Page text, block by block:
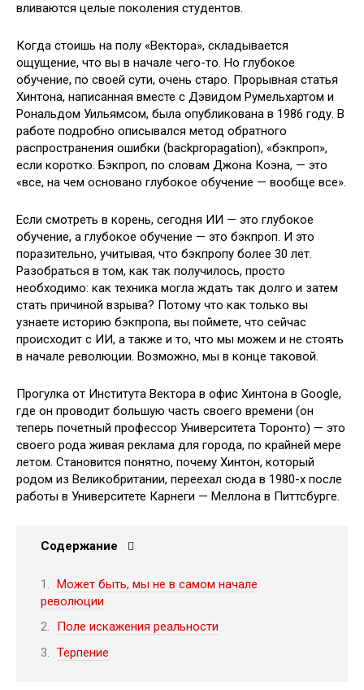
вливаются целые поколения студентов.
Когда стоишь на полу «Вектора», складывается
ощущение, что вы в начале чего-то. Но глубокое
обучение, по своей сути, очень старо. Прорывная статья
Хинтона, написанная вместе с Дэвидом Румельхартом и
Рональдом Уильямсом, была опубликована в 1986 году. В
работе подробно описывался метод обратного
распространения ошибки (backpropagation), «бэкпроп»,
если коротко. Бэкпроп, по словам Джона Коэна, — это
«все, на чем основано глубокое обучение — вообще все».
Если смотреть в корень, сегодня ИИ — это глубокое
обучение, а глубокое обучение — это бэкпроп. И это
поразительно, учитывая, что бэкпропу более 30 лет.
Разобраться в том, как так получилось, просто
необходимо: как техника могла ждать так долго и затем
стать причиной взрыва? Потому что как только вы
узнаете историю бэкпропа, вы поймете, что сейчас
происходит с ИИ, а также и то, что мы можем и не стоять
в начале революции. Возможно, мы в конце таковой.
Прогулка от Института Вектора в офис Хинтона в Google,
где он проводит большую часть своего времени (он
теперь почетный профессор Университета Торонто) — это
своего рода живая реклама для города, по крайней мере
летом. Становится понятно, почему Хинтон, который
родом из Великобритании, переехал сюда в 1980-х после
работы в Университете Карнеги — Меллона в Питтсбурге.
Содержание
Может быть, мы не в самом начале
революции
Поле искажения реальности
Терпение